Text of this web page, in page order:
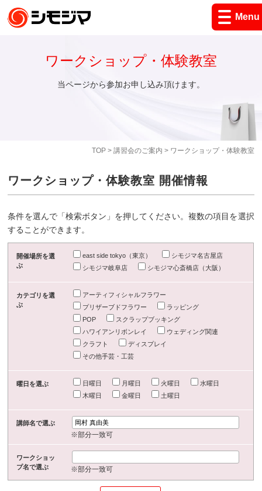
Menu
TOP> 講習会のご案内 > ワークショップ・体験教室
ワークショップ・体験教室
当ページから参加お申し込み頂けます。
ワークショップ・体験教室 開催情報
条件を選んで「検索ボタン」を押してください。複数の項目を選択
することができます。
開催場所を選
ぶ
east side tokyo（東京）
シモジマ名古屋店
シモジマ岐阜店
シモジマ心斎橋店（大阪）
カテゴリを選
ぶ
アーティフィシャルフラワー
プリザーブドフラワー
ラッピング
POP
スクラップブッキング
ハワイアンリボンレイ
ウェディング関連
クラフト
ディスプレイ
その他手芸・工芸
曜日を選ぶ 日曜日 月曜日 火曜日
水曜日
木曜日
金曜日 土曜日
講師名で選ぶ
※部分一致可
ワークショッ
プ名で選ぶ
※部分一致可